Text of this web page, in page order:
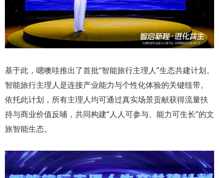
基于此，嗯噢哇推出了首批“智能旅行主理人”生态共建计划。
智能旅行主理人是连接产业能力与个性化体验的关键纽带。
依托此计划，所有主理人均可通过真实场景贡献获得流量扶
持与商业价值反哺，共同构建“人人可参与、能力可生长”的文
旅智能生态。